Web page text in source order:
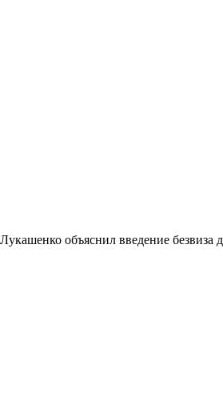
Лукашенко объяснил введение безвиза